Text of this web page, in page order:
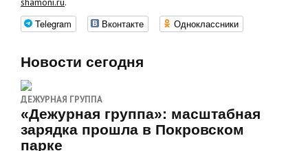
Telegram Вконтакте Одноклассники
Новости сегодня
ДЕЖУРНАЯ ГРУППА
«Дежурная группа»: масштабная
зарядка прошла в Покровском
парке